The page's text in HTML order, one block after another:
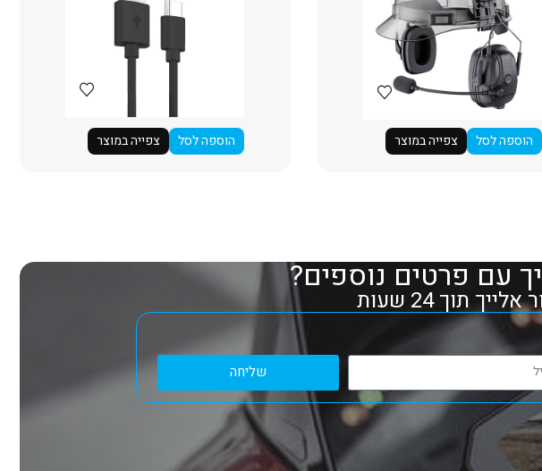
הוספה לסל צפייה במוצר הוספה לסל צפייה במוצר
עם פרטים נוספים?
תוך 24 שעות
שליחה